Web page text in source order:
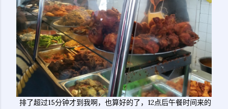
排了超过15分钟才到我啊，也算好的了，12点后午餐时间来的